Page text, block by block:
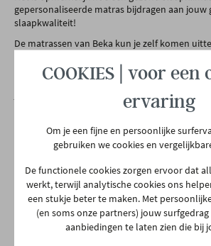
gepersonaliseerde matras bijdragen aan jouw
slaapkwaliteit!
De matrassen van Beka kun je zelf komen
alle matrassen en toebehoren kunt
beginnen of heb je hulp nodig? Dan staan
Productspecificaties
Merk Beka
Afmetingen B 160 x H
COOKIES | voor een
ervaring
Om je een fijne en persoonlijke
gebruiken we cookies en
De functionele cookies zorgen ervoor dat
werkt, terwijl analytische cookies ons
een stukje beter te maken. Met
(en soms onze partners) jouw
aanbiedingen te laten zien die bij